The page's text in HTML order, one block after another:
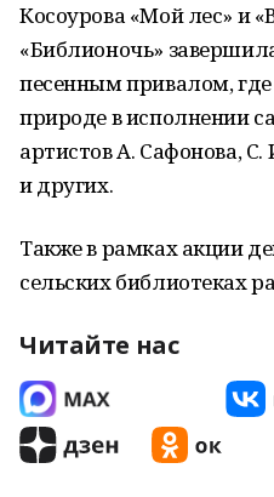
Косоурова «Мой лес» и
«Библионочь»
песенным привалом,
природе в исполнении
артистов А. Сафонова, С.
и других.
Также в рамках акции
сельских библиотеках
Читайте нас